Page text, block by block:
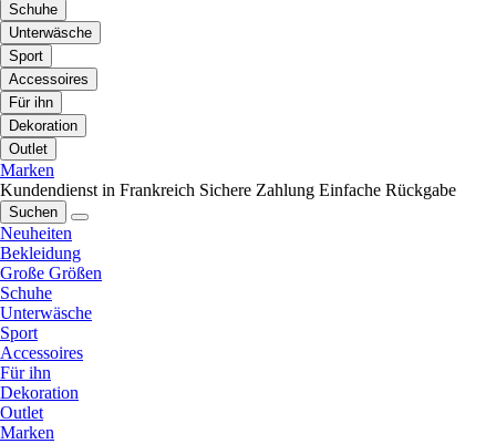
Schuhe
Unterwäsche
Sport
Accessoires
Für ihn
Dekoration
Outlet
Marken
Kundendienst in Frankreich Sichere Zahlung Einfache Rückgabe
Suchen
Neuheiten
Bekleidung
Große Größen
Schuhe
Unterwäsche
Sport
Accessoires
Für ihn
Dekoration
Outlet
Marken